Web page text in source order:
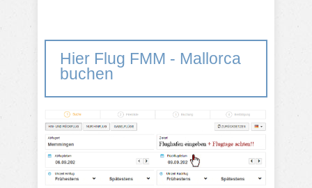
Hier Flug FMM - Mallorca
buchen